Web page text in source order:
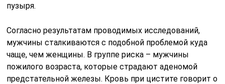
пузыря.
Согласно результатам проводимых исследований,
мужчины сталкиваются с подобной проблемой куда
чаще, чем женщины. В группе риска – мужчины
пожилого возраста, которые страдают аденомой
предстательной железы. Кровь при цистите говорит о